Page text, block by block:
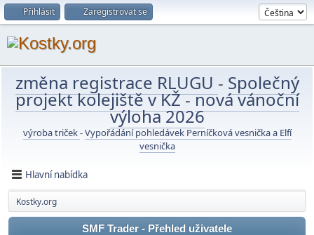
Přihlásit Zaregistrovat se
změna registrace RLUGU - Společný
projekt kolejiště v KŽ-nová vánoční
výloha 2026
výroba triček-Vypořádání pohledávek Perníčková vesnička a Elfí
vesnička
Hlavní nabídka
Kostky.org
SMF Trader - Přehled uživatele